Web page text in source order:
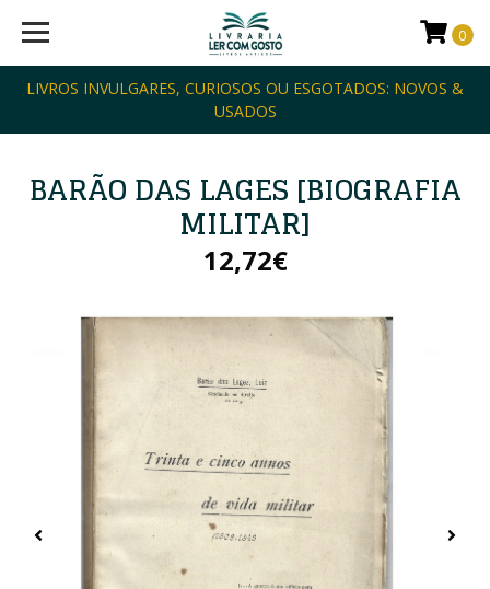
LIVROS INVULGARES, CURIOSOS OU ESGOTADOS: NOVOS &
USADOS
0
BARÃO DAS LAGES [BIOGRAFIA
MILITAR]
12,72€